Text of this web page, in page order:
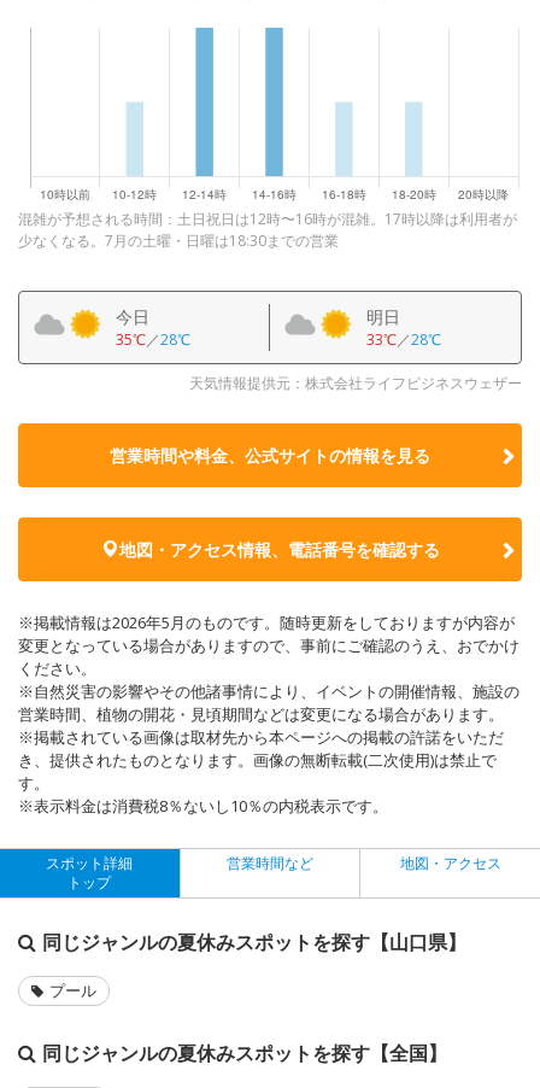
混雑が予想される時間：土日祝日は12時〜16時が混雑。17時以降は利用者が
少なくなる。7月の土曜・日曜は18:30までの営業
今日
35℃／28℃
明日
33℃／28℃
天気情報提供元：株式会社ライフビジネスウェザー
営業時間や料金、公式サイトの情報を見る
地図・アクセス情報、電話番号を確認する
※掲載情報は2026年5月のものです。随時更新をしておりますが内容が
変更となっている場合がありますので、事前にご確認のうえ、おでかけ
ください。
※自然災害の影響やその他諸事情により、イベントの開催情報、施設の
営業時間、植物の開花・見頃期間などは変更になる場合があります。
※掲載されている画像は取材先から本ページへの掲載の許諾をいただ
き、提供されたものとなります。画像の無断転載(二次使用)は禁止で
す。
※表示料金は消費税8％ないし10％の内税表示です。
スポット詳細
トップ
営業時間など 地図・アクセス
同じジャンルの夏休みスポットを探す【山口県】
プール
同じジャンルの夏休みスポットを探す【全国】